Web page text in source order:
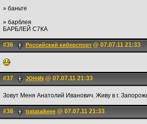
» баньте
» барблея
БАРБЛЕЙ С7КА
#36 Российский киберспорт @ 07.07.11 21:33
#37 JOH4N @ 07.07.11 21:33
Зовут Меня Анатолий Иванович. Живу в г.
#38 tratatajkeee @ 07.07.11 21:33